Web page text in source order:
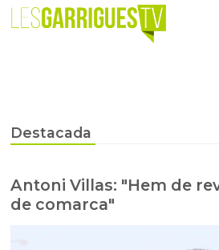
Destacada
Antoni Villas: "Hem de
de comarca"